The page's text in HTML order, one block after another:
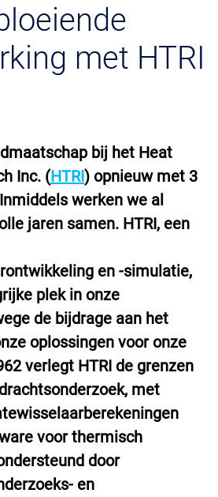
met HTRI
bij het Heat
Inc. (HTRI) opnieuw met 3
werken we al
jaren samen. HTRI, een
en -simulatie,
plek in onze
de bijdrage aan het
oplossingen voor onze
verlegt HTRI de grenzen
met
voor thermisch
door
en